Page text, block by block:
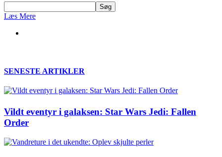
Læs Mere
SENESTE ARTIKLER
Vildt eventyr i galaksen: Star Wars Jedi: Fallen
Order